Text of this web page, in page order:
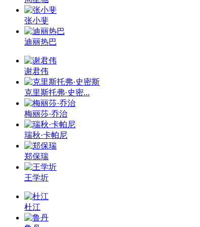
张小斐
迪丽热巴
谢君伟
克里斯托弗·史密...
梅丽莎·乔治
瑞秋·卡帕尼
郑保瑞
王学圻
杜江